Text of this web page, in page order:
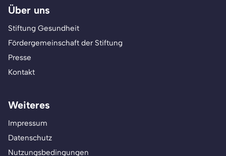
Über uns
Stiftung Gesundheit
Fördergemeinschaft der Stiftung
Presse
Kontakt
Weiteres
Impressum
Datenschutz
Nutzungsbedingungen